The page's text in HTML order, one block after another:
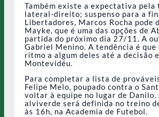
Também existe a expectativa pela
lateral-direito; suspenso para a
Libertadores, Marcos Rocha pode
Mayke, que é uma das opções de
partida do próximo dia 27/11. A
Gabriel Menino. A tendência é que
ritmo a algum deles até a decisão
Montevidéu.
Para completar a lista de
Felipe Melo, poupado contra o
voltar à equipe no lugar de Danilo.
alviverde será definida no treino
às 16h, na Academia de Futebol.